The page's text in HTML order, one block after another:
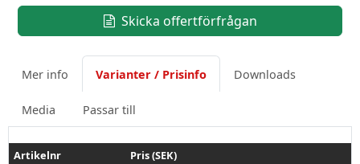
Skicka offertförfrågan
Mer info Varianter / Prisinfo Downloads
Media Passar till
Artikelnr
Pris (SEK)